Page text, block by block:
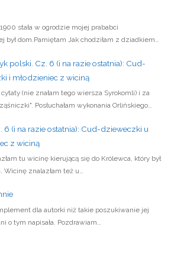
stała w ogrodzie mojej prababci
był dom.Pamiętam Jak chodziłam z dziadkiem…
polski. Cz. 6 (i na razie ostatnia): Cud-
i młodzieniec z wiciną
(nie znałam tego wiersza Syrokomli) i za
Posłuchałam wykonania Orlińskiego…
6 (i na razie ostatnia): Cud-dzieweczki u
z wiciną
tu wicinę kierującą się do Królewca, który był
znalazłam też u…
dla autorki niż takie poszukiwanie jej
o tym napisała. Pozdrawiam…